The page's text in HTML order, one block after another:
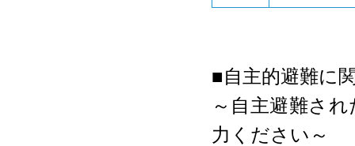
■自主的避難に
～自主避難さ
力ください～